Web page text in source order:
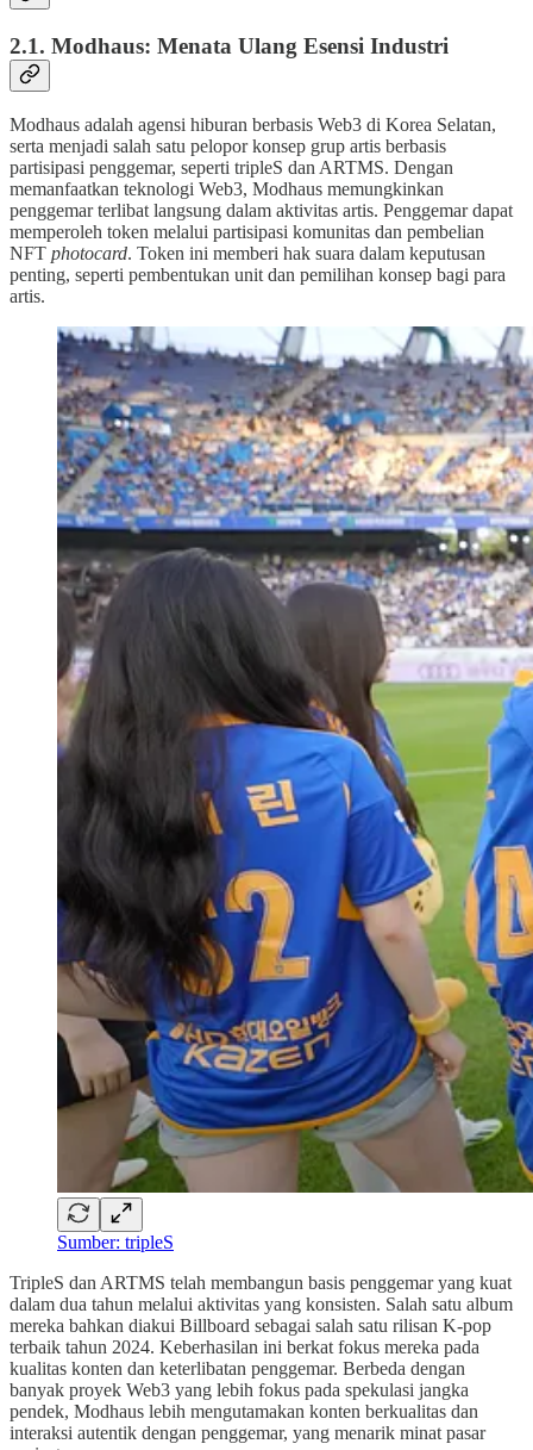
2.1. Modhaus: Menata Ulang Esensi Industri
Modhaus adalah agensi hiburan berbasis Web3 di Korea Selatan,
serta menjadi salah satu pelopor konsep grup artis berbasis
partisipasi penggemar, seperti tripleS dan ARTMS. Dengan
memanfaatkan teknologi Web3, Modhaus memungkinkan
penggemar terlibat langsung dalam aktivitas artis. Penggemar dapat
memperoleh token melalui partisipasi komunitas dan pembelian
NFT photocard. Token ini memberi hak suara dalam keputusan
penting, seperti pembentukan unit dan pemilihan konsep bagi para
artis.
Sumber: tripleS
TripleS dan ARTMS telah membangun basis penggemar yang kuat
dalam dua tahun melalui aktivitas yang konsisten. Salah satu album
mereka bahkan diakui Billboard sebagai salah satu rilisan K-pop
terbaik tahun 2024. Keberhasilan ini berkat fokus mereka pada
kualitas konten dan keterlibatan penggemar. Berbeda dengan
banyak proyek Web3 yang lebih fokus pada spekulasi jangka
pendek, Modhaus lebih mengutamakan konten berkualitas dan
interaksi autentik dengan penggemar, yang menarik minat pasar